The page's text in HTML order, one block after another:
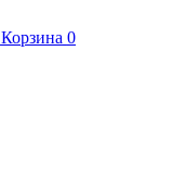
Корзина 0